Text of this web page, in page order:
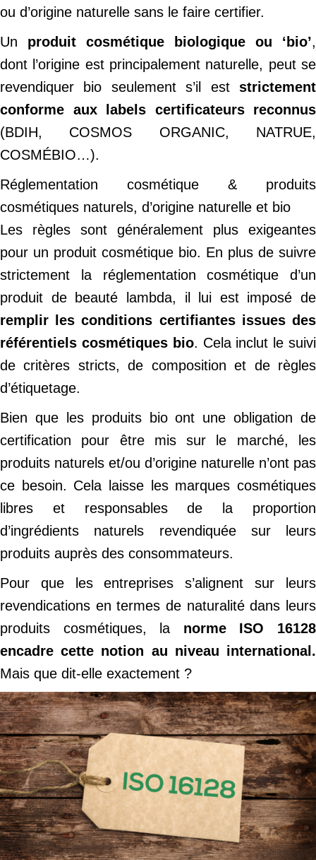
ou d’origine naturelle sans le faire certifier.
Un produit cosmétique biologique ou ‘bio’,
dont l’origine est principalement naturelle, peut se
revendiquer bio seulement s’il est strictement
conforme aux labels certificateurs reconnus
(BDIH, COSMOS ORGANIC, NATRUE,
COSMÉBIO…).
Réglementation cosmétique & produits
cosmétiques naturels, d’origine naturelle et bio
Les règles sont généralement plus exigeantes
pour un produit cosmétique bio. En plus de suivre
strictement la réglementation cosmétique d’un
produit de beauté lambda, il lui est imposé de
remplir les conditions certifiantes issues des
référentiels cosmétiques bio. Cela inclut le suivi
de critères stricts, de composition et de règles
d’étiquetage.
Bien que les produits bio ont une obligation de
certification pour être mis sur le marché, les
produits naturels et/ou d’origine naturelle n’ont pas
ce besoin. Cela laisse les marques cosmétiques
libres et responsables de la proportion
d’ingrédients naturels revendiquée sur leurs
produits auprès des consommateurs.
Pour que les entreprises s’alignent sur leurs
revendications en termes de naturalité dans leurs
produits cosmétiques, la norme ISO 16128
encadre cette notion au niveau international.
Mais que dit-elle exactement ?